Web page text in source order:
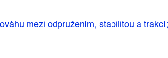
mezi odpružením, stabilitou a trakcí;